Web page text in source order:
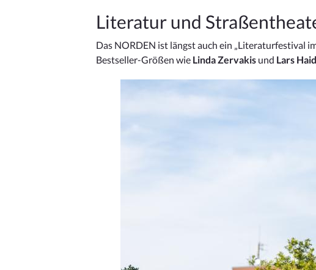
Literatur und
Das NORDEN ist längst auch ein „Literaturfestival
Bestseller-Größen wie Linda Zervakis und Lars